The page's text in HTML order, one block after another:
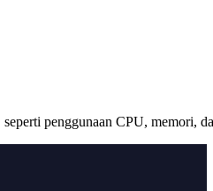
penggunaan CPU, memori,